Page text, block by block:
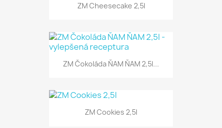
ZM Cheesecake 2,5l
ZM Čokoláda ŇAM ŇAM 2,5l...
ZM Cookies 2,5l